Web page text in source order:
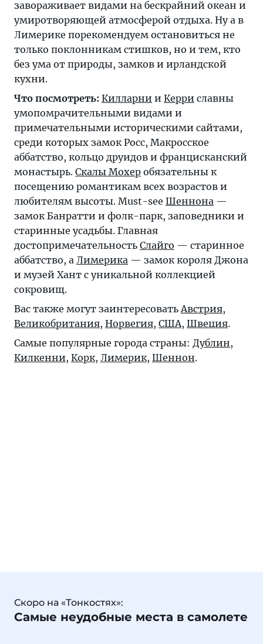
завораживает видами на бескрайний океан и
умиротворяющей атмосферой отдыха. Ну а в
Лимерике порекомендуем остановиться не
только поклонникам стишков, но и тем, кто
без ума от природы, замков и ирландской
кухни.
Что посмотреть: Килларни и Керри славны
умопомрачительными видами и
примечательными историческими сайтами,
среди которых замок Росс, Макросское
аббатство, кольцо друидов и францисканский
монастырь. Скалы Мохер обязательны к
посещению романтикам всех возрастов и
любителям высоты. Must-see Шеннона —
замок Банратти и фолк-парк, заповедники и
старинные усадьбы. Главная
достопримечательность Слайго — старинное
аббатство, а Лимерика — замок короля Джона
и музей Хант с уникальной коллекцией
сокровищ.
Вас также могут заинтересоватьАвстрия,
Великобритания, Норвегия, США, Швеция.
Самые популярные города страны: Дублин,
Килкенни, Корк, Лимерик, Шеннон.
Скоро на «Тонкостях»:
Самые неудобные места в самолете